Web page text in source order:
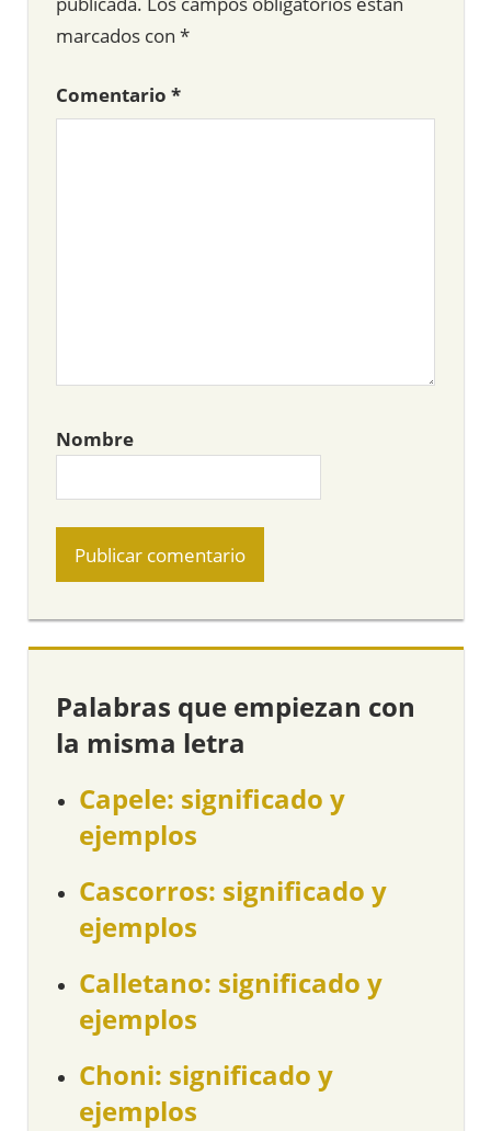
marcados con *
Comentario *
Nombre
Palabras que empiezan con
la misma letra
Capele: significado y
ejemplos
Cascorros: significado y
ejemplos
Calletano: significado y
ejemplos
Choni: significado y
ejemplos